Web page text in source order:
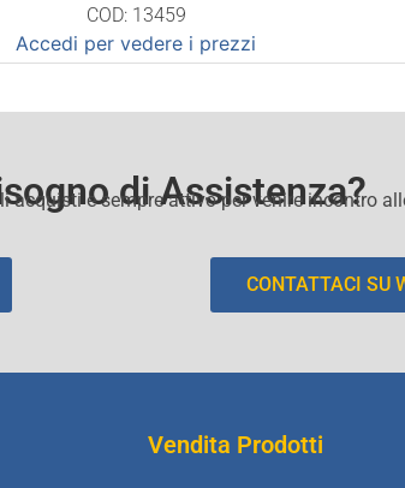
COD: 13459
Accedi per vedere i prezzi
di Assistenza?
acquisti e sempre attivo per venire incontro
CONTATTACI SU
Vendita Prodotti